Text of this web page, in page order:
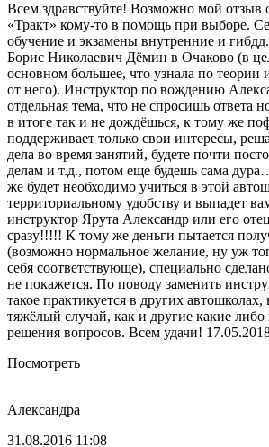
Всем здравствуйте! Возможно мой отзыв
«Тракт» кому-то в помощь при выборе.
обучение и экзамены внутренние и
Борис Николаевич Дёмин в Очаково (в
основном большее, что узнала по теории
от него). Инструктор по вождению
отдельная тема, что не спросишь ответа
в итоге так и не дождёшься, к тому же
поддерживает только свои интересы,
дела во время занятий, будете почти
делам и т.д., потом еще будешь сама
же будет необходимо учиться в этой
территориальному удобству и выпадет
инструктор Ярута Александр или его
сразу!!!!! К тому же деньги пытается
(возможно нормальное желание, ну уж
себя соответствующе), специально
не покажется. По поводу заменить
такое практикуется в других автошколах,
тяжёлый случай, как и другие какие либо
решения вопросов. Всем удачи!
Посмотреть
Александра
31.08.2016 11:08